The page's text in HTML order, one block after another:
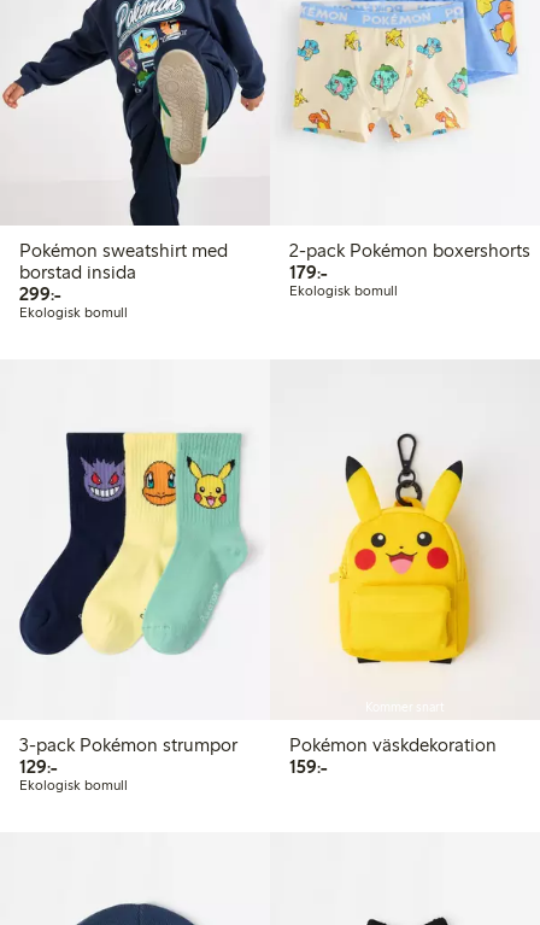
Pokémon sweatshirt med
borstad insida
299:-299,00 kr
Ekologisk bomull
2-pack Pokémon boxershorts
179:-179,00 kr
Ekologisk bomull
3-pack Pokémon strumpor
129:-129,00 kr
Ekologisk bomull
Kommer snart
Pokémon väskdekoration
159:-159,00 kr